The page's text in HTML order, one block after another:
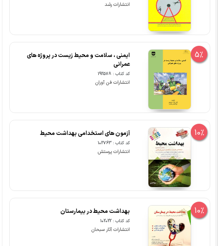
انتشارات رشد
5%
ایمنی ، سلامت و محیط زیست در پروژه های
عمرانی
کد کتاب : 192578
انتشارات فن آوران
10% آزمون های استخدامی بهداشت محیط
کد کتاب : 102763
انتشارات پرستش
10% بهداشت محیط در بیمارستان
کد کتاب : 102022
انتشارات آثار سبحان